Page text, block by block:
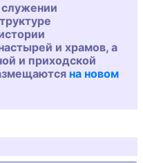
и храмов, а
и приходской
на новом